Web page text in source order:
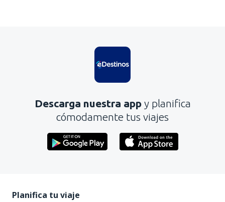
Contiene información incorrecta
No profundiza en el tema
Enviar
Descarga nuestra app y planifica
cómodamente tus viajes
Planifica tu viaje